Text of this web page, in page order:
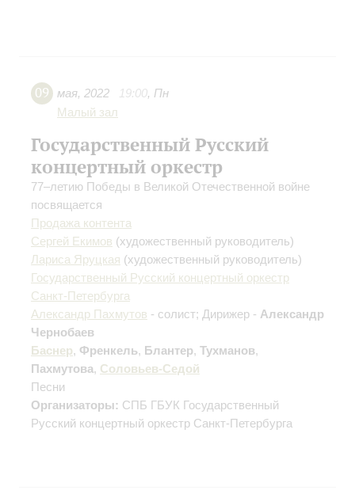
09 мая, 2022 19:00, Пн
Малый зал
Государственный Русский
концертный оркестр
77–летию Победы в Великой Отечественной войне
посвящается
Продажа контента
Сергей Екимов (художественный руководитель)
Лариса Яруцкая (художественный руководитель)
Государственный Русский концертный оркестр
Санкт-Петербурга
Александр Пахмутов - солист; Дирижер - Александр
Чернобаев
Баснер, Френкель, Блантер, Тухманов,
Пахмутова, Соловьев-Седой
Песни
Организаторы: СПБ ГБУК Государственный
Русский концертный оркестр Санкт-Петербурга